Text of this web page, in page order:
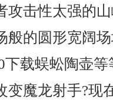
攻击性太强的
般的圆形宽阔
下载蜈蚣陶壶
变魔龙射手?现